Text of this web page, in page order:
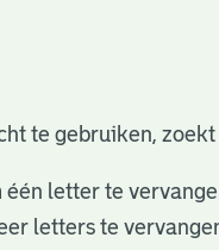
te gebruiken,
één letter te
letters te